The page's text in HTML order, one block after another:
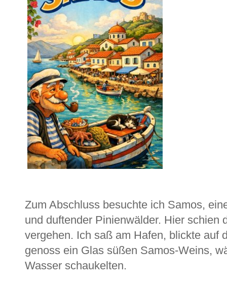
Zum Abschluss besuchte ich Samos,
und duftender Pinienwälder. Hier schien
vergehen. Ich saß am Hafen, blickte auf
genoss ein Glas süßen Samos-Weins,
Wasser schaukelten.